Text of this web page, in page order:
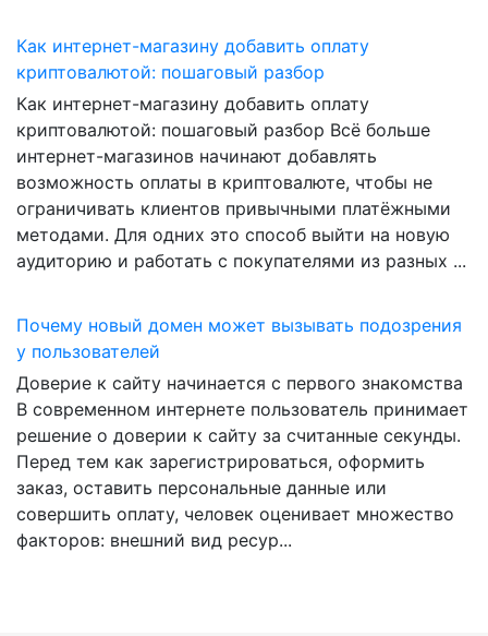
Как интернет-магазину добавить оплату
криптовалютой: пошаговый разбор
Как интернет-магазину добавить оплату
криптовалютой: пошаговый разбор Всё больше
интернет-магазинов начинают добавлять
возможность оплаты в криптовалюте, чтобы не
ограничивать клиентов привычными платёжными
методами. Для одних это способ выйти на новую
аудиторию и работать с покупателями из разных ...
Почему новый домен может вызывать подозрения
у пользователей
Доверие к сайту начинается с первого знакомства
В современном интернете пользователь принимает
решение о доверии к сайту за считанные секунды.
Перед тем как зарегистрироваться, оформить
заказ, оставить персональные данные или
совершить оплату, человек оценивает множество
факторов: внешний вид ресур...